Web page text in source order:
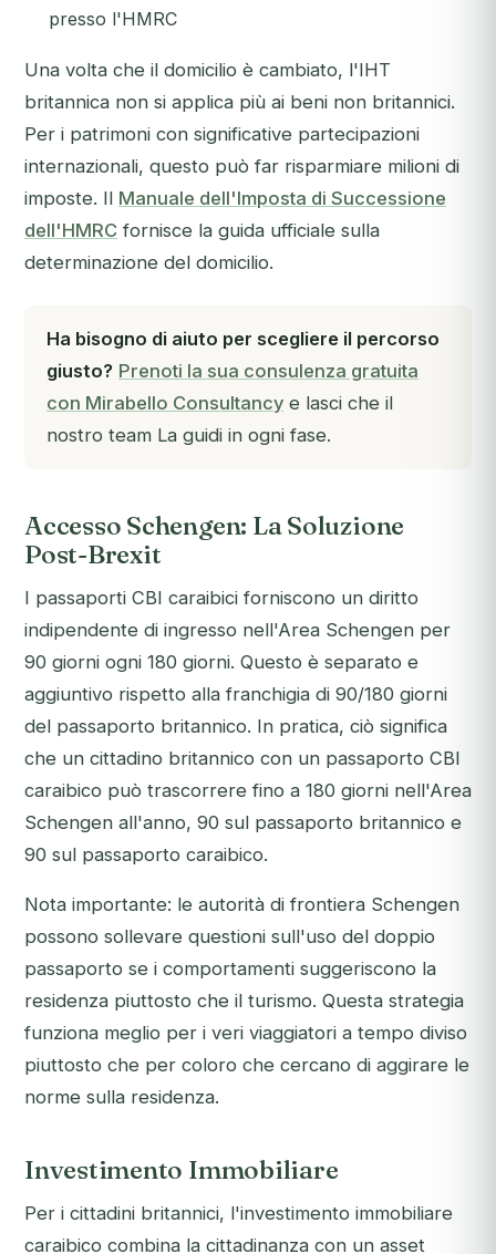
presso l'HMRC
Una volta che il domicilio è cambiato, l'IHT
britannica non si applica più ai beni non britannici.
Per i patrimoni con significative partecipazioni
internazionali, questo può far risparmiare milioni di
imposte. Il Manuale dell'Imposta di Successione
dell'HMRC fornisce la guida ufficiale sulla
determinazione del domicilio.
Ha bisogno di aiuto per scegliere il percorso
giusto? Prenoti la sua consulenza gratuita
con Mirabello Consultancy e lasci che il
nostro team La guidi in ogni fase.
Accesso Schengen: La Soluzione
Post-Brexit
I passaporti CBI caraibici forniscono un diritto
indipendente di ingresso nell'Area Schengen per
90 giorni ogni 180 giorni. Questo è separato e
aggiuntivo rispetto alla franchigia di 90/180 giorni
del passaporto britannico. In pratica, ciò significa
che un cittadino britannico con un passaporto CBI
caraibico può trascorrere fino a 180 giorni nell'Area
Schengen all'anno, 90 sul passaporto britannico e
90 sul passaporto caraibico.
Nota importante: le autorità di frontiera Schengen
possono sollevare questioni sull'uso del doppio
passaporto se i comportamenti suggeriscono la
residenza piuttosto che il turismo. Questa strategia
funziona meglio per i veri viaggiatori a tempo diviso
piuttosto che per coloro che cercano di aggirare le
norme sulla residenza.
Investimento Immobiliare
Per i cittadini britannici, l'investimento immobiliare
caraibico combina la cittadinanza con un asset